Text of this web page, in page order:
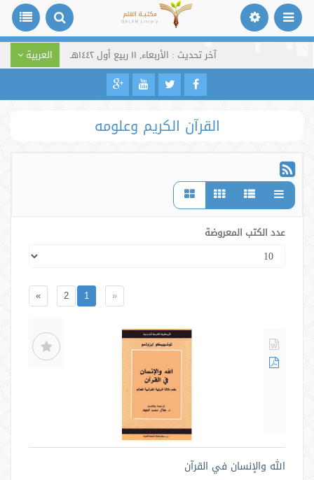
آخر تحديث : الأربعاء, ١١ ربيع أول ١٤٤٢هـ العربية
القرآن الكريم وعلومه
عدد الكتب المعروضة
«
1
2
»
الله والإنسان في القرآن